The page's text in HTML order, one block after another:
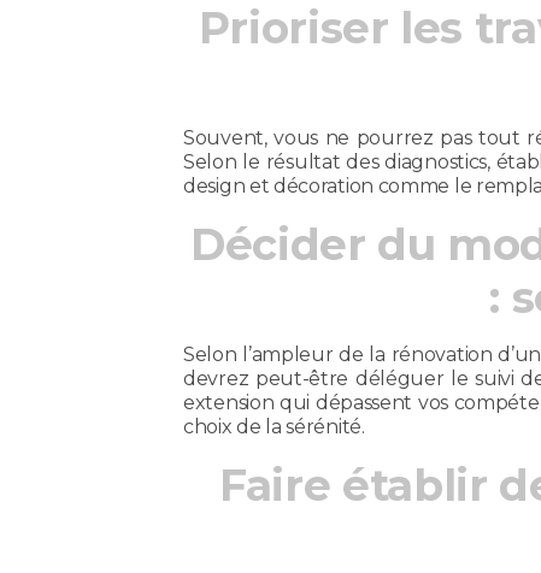
Prioriser les
Souvent, vous ne pourrez pas tout
Selon le résultat des diagnostics,
design et décoration comme le
Décider du
:
Selon l’ampleur de la rénovation
devrez peut-être déléguer le suivi
extension qui dépassent vos
choix de la sérénité.
Faire établir